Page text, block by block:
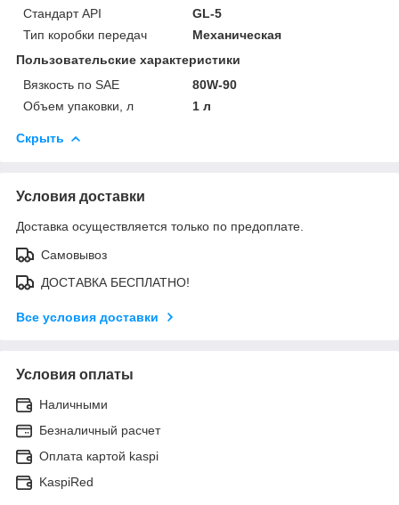
Стандарт API
GL-5
Тип коробки передач
Механическая
Пользовательские характеристики
Вязкость по SAE
80W-90
Объем упаковки, л
1 л
Скрыть
Условия доставки
Доставка осуществляется только по предоплате.
Самовывоз
ДОСТАВКА БЕСПЛАТНО!
Все условия доставки
Условия оплаты
Наличными
Безналичный расчет
Оплата картой kaspi
KaspiRed